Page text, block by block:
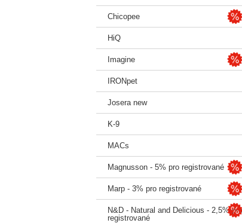
Chicopee
HiQ
Imagine
IRONpet
Josera new
K-9
MACs
Magnusson - 5% pro registrované
Marp - 3% pro registrované
N&D - Natural and Delicious - 2,5%
registrované